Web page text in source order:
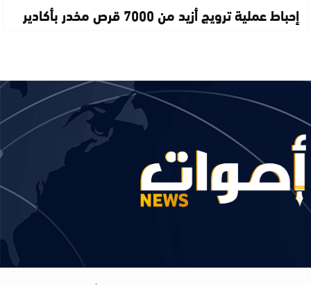
إحباط عملية ترويج أزيد من 7000 قرص مخدر بأكادير